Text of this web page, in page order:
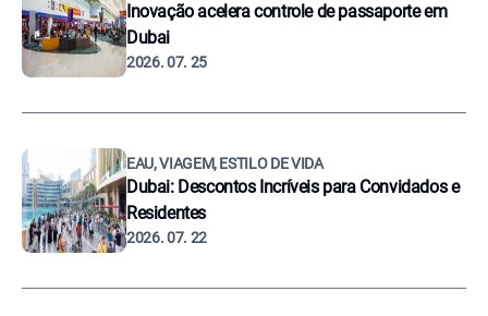
Inovação acelera controle de passaporte em
Dubai
2026. 07. 25
EAU, VIAGEM, ESTILO DE VIDA
Dubai: Descontos Incríveis para Convidados e
Residentes
2026. 07. 22